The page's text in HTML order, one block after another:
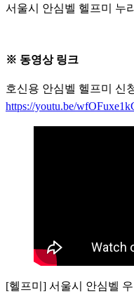
서울시 안심벨 헬프미 누
※ 동영상 링크
호신용 안심벨 헬프미 신
https://youtu.be/
[헬프미] 서울시 안심벨